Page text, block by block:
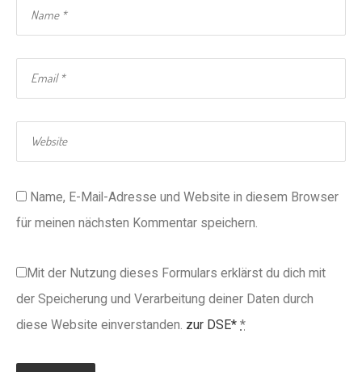
Name, E-Mail-Adresse und Website in diesem Browser
für meinen nächsten Kommentar speichern.
Mit der Nutzung dieses Formulars erklärst du dich mit
der Speicherung und Verarbeitung deiner Daten durch
diese Website einverstanden. zur DSE* *